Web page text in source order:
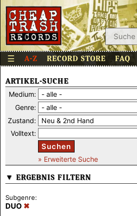
☰ A-Z RECORD STORE FAQ
ARTIKEL-SUCHE
Medium:
Genre:
Zustand:
Volltext:
Suchen
» Erweiterte Suche
▼ ERGEBNIS FILTERN
Subgenre:
DUO